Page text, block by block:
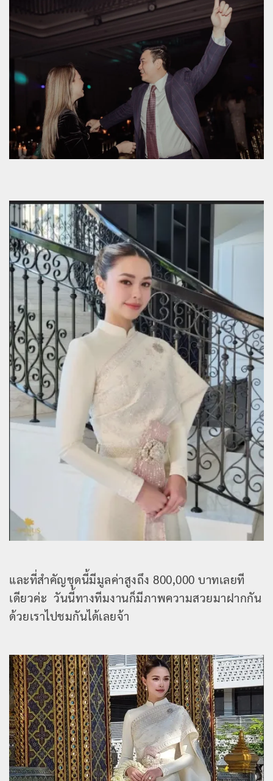
และที่สำคัญชุดนี้มีมูลค่าสูงถึง 800,000 บาทเลยที
เดียวค่ะ วันนี้ทางทีมงานก็มีภาพความสวยมาฝากกัน
ด้วยเราไปชมกันได้เลยจ้า